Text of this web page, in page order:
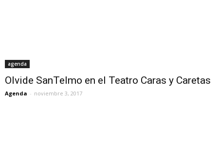
agenda
Olvide SanTelmo en el Teatro Caras y Caretas
Agenda - noviembre 3, 2017